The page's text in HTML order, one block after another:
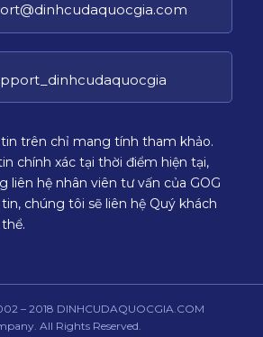
trên chỉ mang tính tham khảo.
chính xác tại thời điểm hiện tại,
liên hệ nhân viên tư vấn của GOG
chúng tôi sẽ liên hệ Quý khách
– 2018 DINHCUDAQUOCGIA.COM
All Rights Reserved.